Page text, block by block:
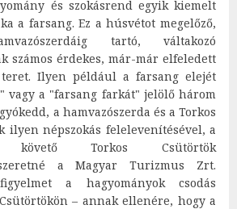
és szokásrend egyik kiemelt
a farsang. Ez a húsvétot megelőző,
tartó, váltakozó
számos érdekes, már-már elfeledett
teret. Ilyen például a farsang elejét
vagy a "farsang farkát" jelölő három
a hamvazószerda és a Torkos
ilyen népszokás felelevenítésével, a
követő Torkos Csütörtök
a Magyar Turizmus Zrt.
a hagyományok csodás
– annak ellenére, hogy a